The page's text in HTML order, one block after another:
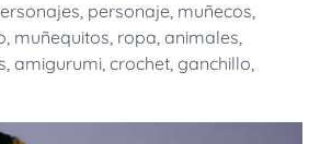
, personaje, muñecos,
, muñequitos, ropa, animales,
, amigurumi, crochet, ganchillo,